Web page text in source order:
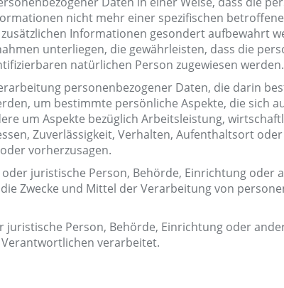
nicht mehr einer spezifischen
Informationen gesondert aufbewahrt
unterliegen, die gewährleisten, dass die
natürlichen Person zugewiesen werden.
personenbezogener Daten, die darin
um bestimmte persönliche Aspekte, die sich
um Aspekte bezüglich Arbeitsleistung,
Zuverlässigkeit, Verhalten, Aufenthaltsort
vorherzusagen.
juristische Person, Behörde, Einrichtung oder
Zwecke und Mittel der Verarbeitung von
Person, Behörde, Einrichtung oder
verarbeitet.